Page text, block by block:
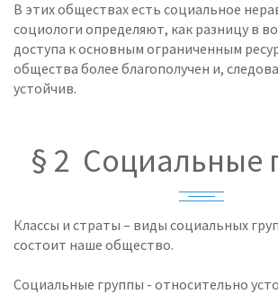
В этих обществах есть социальное
социологи определяют, как разницу в
доступа к основным ограниченным
общества более благополучен и,
устойчив.
§ 2 Социальные
Классы и страты – виды социальных
состоит наше общество.
Социальные группы - относительно